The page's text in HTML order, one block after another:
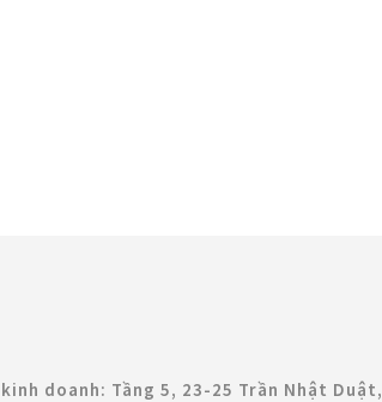
doanh: Tầng 5, 23-25 Trần Nhật Duật,